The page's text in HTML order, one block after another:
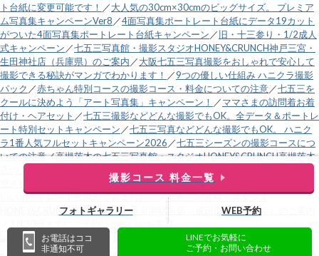
撮影コース 料金一覧
フォトギャラリー WEB予約
お電話はココ
非通知不可
LINEでお気軽に
ご予約・お問い合わせ
ト台紙に変更可能です！ ／大人気の30cm×30cmのビッグサイズ。 プレミア
ム写真集キャンペーンVer8 ／4面写真集ポートレート台紙にデータ19カット
がついた4面写真集ポートレート台紙キャンペーン ／旧・十三参り・1/2成人
式キャンペーン ／七五三写真館・撮影スタジオHONEY&CRUNCH神戸三宮・
生田神社店（兵庫県）のご案内 ／大阪七五三写真撮影をおしゃれで安心して
撮影できる秘訣がマンガでわかります！ ／9つの優しい仕組み ハニクラ撮影
パック ／赤ちゃん特別コースの撮影コース・料金についての注意／七五三を
クールに決めよう「アート写真集」キャンペーン！ ／ママさまの訪問着お着
付け・ヘアセット ／七五三撮影などどんな撮影でもOK。全データ＆ポートレ
ート特別セットキャンペーン ／七五三写真などどんな撮影でもOK。 ハニク
ラ1番人気フルセットキャンペーン2026 ／七五三シーズンの撮影コースにつ
いての注意／高槻茨木の七五三写真館・スタジオHONEY&CRUNCH高槻茨木
店のご案内
直近土日祝の
緑と黒の市松模様と麻の葉模様の、鬼のようにカッコ
いいポートレート台紙ができました。／七五三写真館・スタジオ
HONEY&CRUNCH寝屋川枚方・香里園駅前店（成田山不動尊すぐ）のご案内
3月30日までにご予約いただいたお客様へ